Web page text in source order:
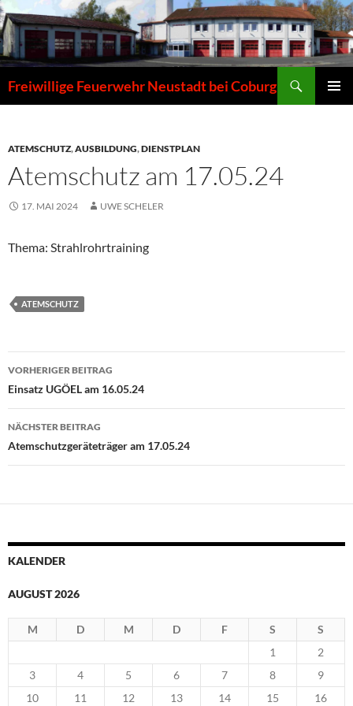
Zum
Inhalt
springen
Freiwillige Feuerwehr Neustadt bei Coburg
ATEMSCHUTZ,AUSBILDUNG,DIENSTPLAN
Atemschutz am 17.05.24
17. MAI 2024 UWE SCHELER
Thema: Strahlrohrtraining
ATEMSCHUTZ
Beitragsnavigation
VORHERIGER BEITRAG
Einsatz UGÖEL am 16.05.24
NÄCHSTER BEITRAG
Atemschutzgeräteträger am 17.05.24
KALENDER
AUGUST 2026
M D M D F S S
1
2
3
4 5 6 7 8
9
10
11 12 13 14 15
16